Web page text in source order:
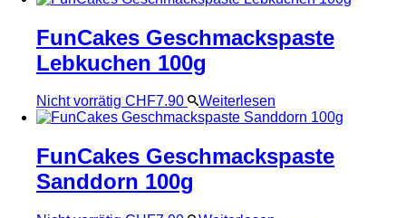
FunCakes Geschmackspaste
Lebkuchen 100g
Nicht vorrätig CHF7.90 Weiterlesen
FunCakes Geschmackspaste
Sanddorn 100g